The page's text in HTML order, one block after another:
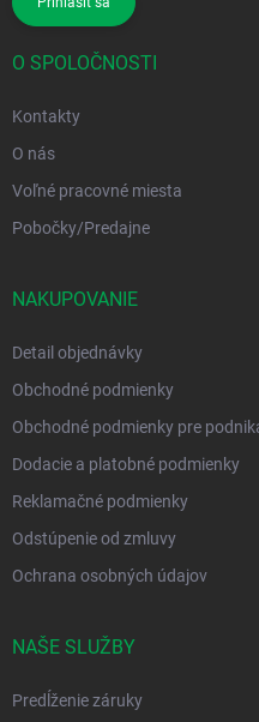
O SPOLOČNOSTI
Kontakty
O nás
Voľné pracovné miesta
Pobočky/Predajne
NAKUPOVANIE
Detail objednávky
Obchodné podmienky
Obchodné podmienky pre
Dodacie a platobné podmienky
Reklamačné podmienky
Odstúpenie od zmluvy
Ochrana osobných údajov
NAŠE SLUŽBY
Predĺženie záruky